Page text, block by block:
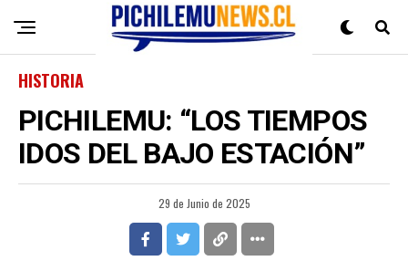
HISTORIA
PICHILEMU: “LOS TIEMPOS
IDOS DEL BAJO ESTACIÓN”
29 de Junio de 2025